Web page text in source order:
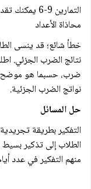
التمارين
محاذاة الأعداد
خطأ شائع؛ قد ينسى
نتائج الضرب الجزئي.
نواتج الضرب الجزئية.
حل المسائل
الطلاب إلى تذكير
منهم التفكير في عدد